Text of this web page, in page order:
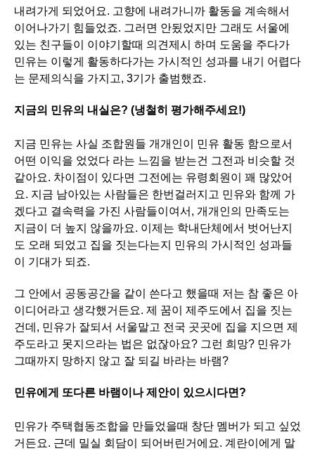
내려가게 되었어요. 고향에 내려가니까 활동을 계속해서
이어나가기 힘들었죠. 그러면 안됬었지만 그래도 서울에
있는 친구들이 이야기할때 의견제시 하며 도움을 주다가
민유는 이렇게 활동하다가는 가시적인 성과를 내기 어렵다
는 문제의식을 가지고, 3기가 출범했죠.
지금의 민유의 내실은? (냉철히 평가해주세요!)
지금 민유는 사실 조합원들 개개인이 민유 활동 함으로서
어떤 이익을 었었다 라는 느낌을 받는건 그전과 비슷할 것
같아요. 차이점이 있다면 그전에는 유령회원이 꽤 많았어
요. 지금 남아있는 사람들은 한번걸러지고 민유와 함께 가
겠다고 결속력을 가진 사람들이여서, 개개인의 만족도는
지금이 더 높지 않을까요. 이제는 학내단체에서 벗어난지
도 오래 되었고 집을 짓는다는지 민유의 가시적인 성과들
이 기대가 되죠.
그 안에서 공동공간을 같이 쓴다고 했을때 저는 참 좋은 아
이디어라고 생각했거든요. 제 꿈이 제주도에서 집을 짓는
건데, 민유가 잘되서 서울말고 전국 곳곳에 집을 지으면 제
주도라고 못지으라는 법은 없잖아요? 그런 희망? 민유가
그때까지 망하지 않고 잘 되길 바라는 바램?
민유에게 또다른 바램이나 제안이 있으시다면?
민유가 주택협동조합을 만들었을때 창단 멤버가 되고 싶었
거든요. 근데 밀실 회담이 되어버린거에요. 계란이에게 말